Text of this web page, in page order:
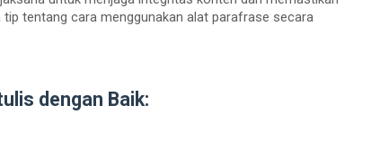
tentang cara menggunakan alat parafrase secara
dengan Baik: